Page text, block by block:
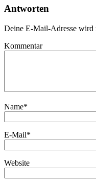
Antworten
Deine E-Mail-Adresse wird
Kommentar
Name*
E-Mail*
Website